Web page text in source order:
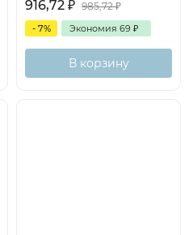
916,72 ₽ 985,72₽
- 7% Экономия 69 ₽
В корзину